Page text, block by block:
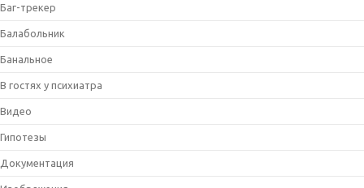
Баг-трекер
Балабольник
Банальное
В гостях у психиатра
Видео
Гипотезы
Документация